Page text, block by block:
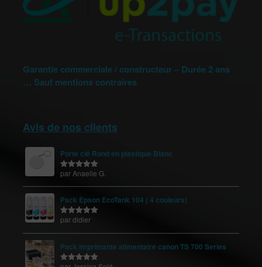
Garantie commerciale / constructeur – Durée 2 ans
… Sauf mentions contraires
Avis de nos clients
Porte clé Rond en plastique Blanc
Note5sur
par Anaelle G.
Pack Epson EcoTank 104 ( 4 couleurs)
Note 5sur
par didier
Pack imprimante alimentaire canon TS 700 Series